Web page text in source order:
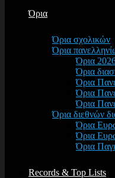
Όρια
Όρια σχολικών
Όρια
Όρια
Όρια
Όρια
Όρια
Όρια
Όρια διεθνών
Όρια
Όρια
Όρια
Records & Top Lists